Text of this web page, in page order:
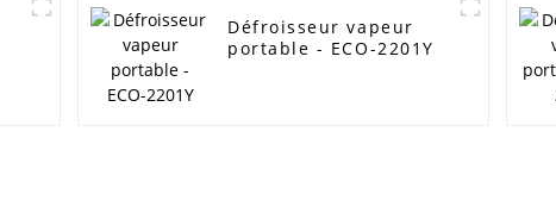
Défroisseur vapeur
portable - ECO-2201Y